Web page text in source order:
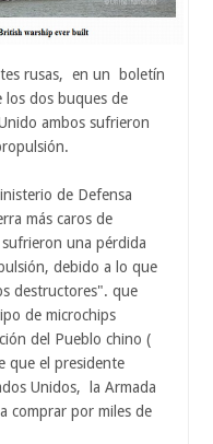
rusas, en un boletín
los dos buques de
ambos sufrieron
de Defensa
más caros de
una pérdida
debido a lo que
destructores". que
de microchips
del Pueblo chino (
que el presidente
Unidos, la Armada
comprar por miles de